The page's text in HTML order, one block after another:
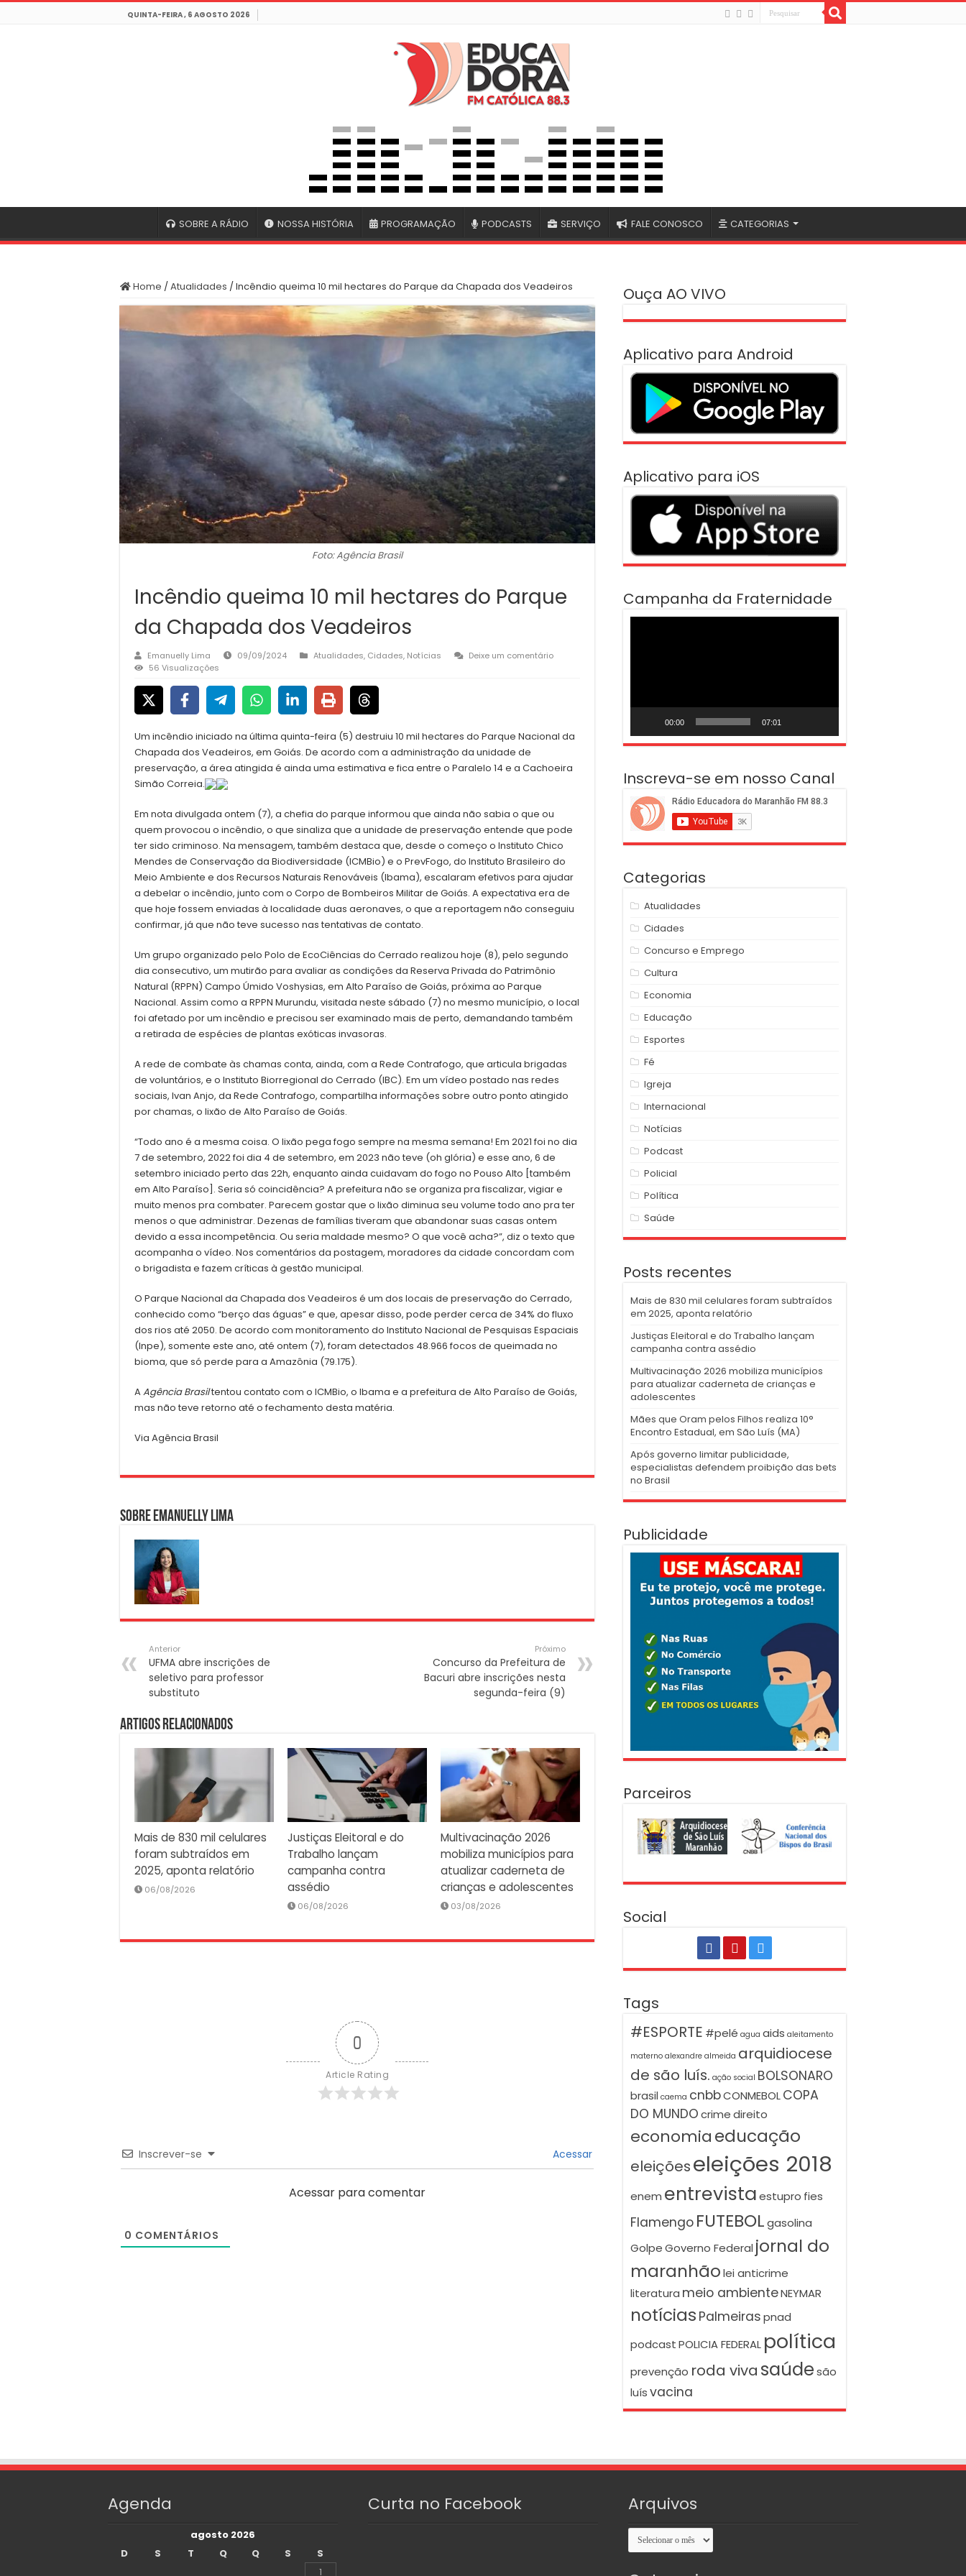
QUINTA-FEIRA , 6 AGOSTO 2026
SOBRE A RÁDIO NOSSA HISTÓRIA PROGRAMAÇÃO PODCASTS SERVIÇO FALE CONOSCO CATEGORIAS
Home /Atualidades /Incêndio queima 10 mil hectares do Parque da Chapada dos Veadeiros
Foto: Agência Brasil
Incêndio queima 10 mil hectares do Parque
da Chapada dos Veadeiros
Emanuelly Lima 09/09/2024 Atualidades, Cidades, Notícias
Deixe um comentário
56 Visualizações
Um incêndio iniciado na última quinta-feira (5) destruiu 10 mil hectares do Parque Nacional da
Chapada dos Veadeiros, em Goiás. De acordo com a administração da unidade de
preservação, a área atingida é ainda uma estimativa e fica entre o Paralelo 14 e a Cachoeira
Simão Correia.
Em nota divulgada ontem (7), a chefia do parque informou que ainda não sabia o que ou
quem provocou o incêndio, o que sinaliza que a unidade de preservação entende que pode
ter sido criminoso. Na mensagem, também destaca que, desde o começo o Instituto Chico
Mendes de Conservação da Biodiversidade (ICMBio) e o PrevFogo, do Instituto Brasileiro do
Meio Ambiente e dos Recursos Naturais Renováveis (Ibama), escalaram efetivos para ajudar
a debelar o incêndio, junto com o Corpo de Bombeiros Militar de Goiás. A expectativa era de
que hoje fossem enviadas à localidade duas aeronaves, o que a reportagem não conseguiu
confirmar, já que não teve sucesso nas tentativas de contato.
Um grupo organizado pelo Polo de EcoCiências do Cerrado realizou hoje (8), pelo segundo
dia consecutivo, um mutirão para avaliar as condições da Reserva Privada do Patrimônio
Natural (RPPN) Campo Úmido Voshysias, em Alto Paraíso de Goiás, próxima ao Parque
Nacional. Assim como a RPPN Murundu, visitada neste sábado (7) no mesmo município, o local
foi afetado por um incêndio e precisou ser examinado mais de perto, demandando também
a retirada de espécies de plantas exóticas invasoras.
A rede de combate às chamas conta, ainda, com a Rede Contrafogo, que articula brigadas
de voluntários, e o Instituto Biorregional do Cerrado (IBC). Em um vídeo postado nas redes
sociais, Ivan Anjo, da Rede Contrafogo, compartilha informações sobre outro ponto atingido
por chamas, o lixão de Alto Paraíso de Goiás.
“Todo ano é a mesma coisa. O lixão pega fogo sempre na mesma semana! Em 2021 foi no dia
7 de setembro, 2022 foi dia 4 de setembro, em 2023 não teve (oh glória) e esse ano, 6 de
setembro iniciado perto das 22h, enquanto ainda cuidavam do fogo no Pouso Alto [também
em Alto Paraíso]. Seria só coincidência? A prefeitura não se organiza pra fiscalizar, vigiar e
muito menos pra combater. Parecem gostar que o lixão diminua seu volume todo ano pra ter
menos o que administrar. Dezenas de famílias tiveram que abandonar suas casas ontem
devido a essa incompetência. Ou seria maldade mesmo? O que você acha?”, diz o texto que
acompanha o vídeo. Nos comentários da postagem, moradores da cidade concordam com
o brigadista e fazem críticas à gestão municipal.
O Parque Nacional da Chapada dos Veadeiros é um dos locais de preservação do Cerrado,
conhecido como “berço das águas” e que, apesar disso, pode perder cerca de 34% do fluxo
dos rios até 2050. De acordo com monitoramento do Instituto Nacional de Pesquisas Espaciais
(Inpe), somente este ano, até ontem (7), foram detectados 48.966 focos de queimada no
bioma, que só perde para a Amazônia (79.175).
AAgência Brasiltentou contato com o ICMBio, o Ibama e a prefeitura de Alto Paraíso de Goiás,
mas não teve retorno até o fechamento desta matéria.
Via Agência Brasil
Sobre Emanuelly Lima
Anterior
UFMA abre inscrições de
seletivo para professor
substituto
Próximo
Concurso da Prefeitura de
Bacuri abre inscrições nesta
segunda-feira (9)
Artigos Relacionados
Mais de 830 mil celulares
foram subtraídos em
2025, aponta relatório
06/08/2026
Justiças Eleitoral e do
Trabalho lançam
campanha contra
assédio
06/08/2026
Multivacinação 2026
mobiliza municípios para
atualizar caderneta de
crianças e adolescentes
03/08/2026
0
Article Rating
Inscrever-se Acessar
Acessar para comentar
0 COMENTÁRIOS
Ouça AO VIVO
Aplicativo para Android
Aplicativo para iOS
Campanha da Fraternidade
00:00 07:01
Inscreva-se em nosso Canal
Categorias
Atualidades
Cidades
Concurso e Emprego
Cultura
Economia
Educação
Esportes
Fé
Igreja
Internacional
Notícias
Podcast
Policial
Política
Saúde
Posts recentes
Mais de 830 mil celulares foram subtraídos
em 2025, aponta relatório
Justiças Eleitoral e do Trabalho lançam
campanha contra assédio
Multivacinação 2026 mobiliza municípios
para atualizar caderneta de crianças e
adolescentes
Mães que Oram pelos Filhos realiza 10°
Encontro Estadual, em São Luís (MA)
Após governo limitar publicidade,
especialistas defendem proibição das bets
no Brasil
Publicidade
Parceiros
Social
Tags
#ESPORTE #pelé agua aids aleitamento
materno alexandre almeida arquidiocese
de são luís. ação social BOLSONARO
brasil caema cnbbCONMEBOLCOPA
DO MUNDOcrimedireito
economiaeducação
eleiçõeseleições 2018
enem entrevistaestupro fies
Flamengo FUTEBOLgasolina
GolpeGoverno Federal jornal do
maranhãolei anticrime
literatura meio ambienteNEYMAR
notícias Palmeiraspnad
podcastPOLICIA FEDERAL política
prevenção roda viva saúdesão
luísvacina
Agenda
agosto 2026
D
S T Q Q S
S
1
Curta no Facebook Arquivos
Arquivos